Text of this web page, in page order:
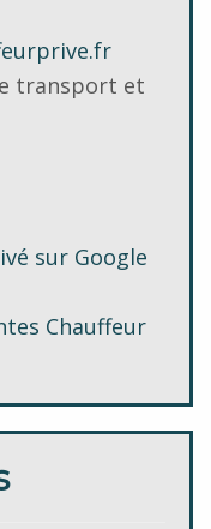
transport et
sur Google
Chauffeur